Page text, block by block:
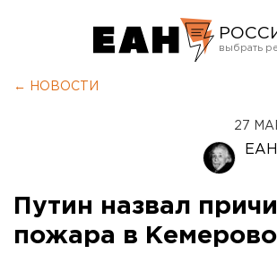
← НОВОСТИ
27
Путин назвал
пожара в Кемерово